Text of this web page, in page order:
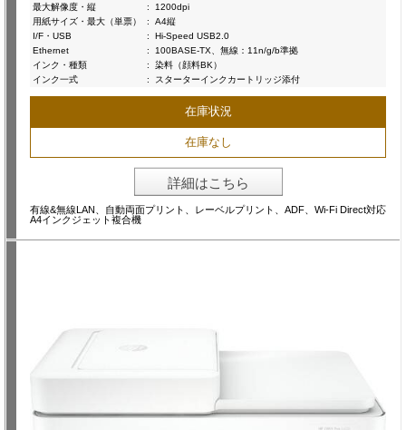
最大解像度・縦
:
1200dpi
用紙サイズ・最大（単票）
:
A4縦
I/F・USB
:
Hi-Speed USB2.0
Ethernet
:
100BASE-TX、無線：11n/g/b準拠
インク・種類
:
染料（顔料BK）
インク一式
: スターターインクカートリッジ添付
在庫状況
在庫なし
詳細はこちら
有線&無線LAN、自動両面プリント、レーベルプリント、ADF、Wi-Fi Direct対応
A4インクジェット複合機